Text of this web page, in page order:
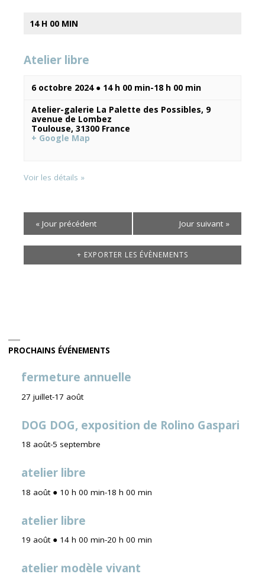
14 H 00 MIN
Atelier libre
6 octobre 2024 ● 14 h 00 min-18 h 00 min
Atelier-galerie La Palette des Possibles, 9
avenue de Lombez
Toulouse, 31300 France
+ Google Map
Voir les détails »
« Jour précédent Jour suivant »
+ EXPORTER LES ÉVÈNEMENTS
PROCHAINS ÉVÉNEMENTS
fermeture annuelle
27 juillet-17 août
DOG DOG, exposition de Rolino Gaspari
18 août-5 septembre
atelier libre
18 août ● 10 h 00 min-18 h 00 min
atelier libre
19 août ● 14 h 00 min-20 h 00 min
atelier modèle vivant